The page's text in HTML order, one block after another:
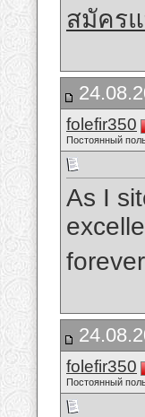
สมัคร
folefir350
Постоянный
As I
folefir350
Постоянный